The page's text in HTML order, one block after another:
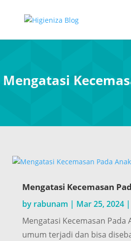
Mengatasi
Mengatasi Kecemasan
by rabunam | Mar 25, 2024|
Mengatasi Kecemasan Pada
umum terjadi dan bisa